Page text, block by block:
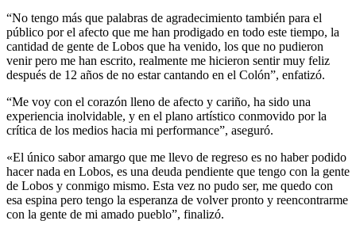
“No tengo más que palabras de agradecimiento también para el
público por el afecto que me han prodigado en todo este tiempo, la
cantidad de gente de Lobos que ha venido, los que no pudieron
venir pero me han escrito, realmente me hicieron sentir muy feliz
después de 12 años de no estar cantando en el Colón”, enfatizó.
“Me voy con el corazón lleno de afecto y cariño, ha sido una
experiencia inolvidable, y en el plano artístico conmovido por la
crítica de los medios hacia mi performance”, aseguró.
«El único sabor amargo que me llevo de regreso es no haber podido
hacer nada en Lobos, es una deuda pendiente que tengo con la gente
de Lobos y conmigo mismo. Esta vez no pudo ser, me quedo con
esa espina pero tengo la esperanza de volver pronto y reencontrarme
con la gente de mi amado pueblo”, finalizó.